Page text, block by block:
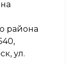
района
ул.